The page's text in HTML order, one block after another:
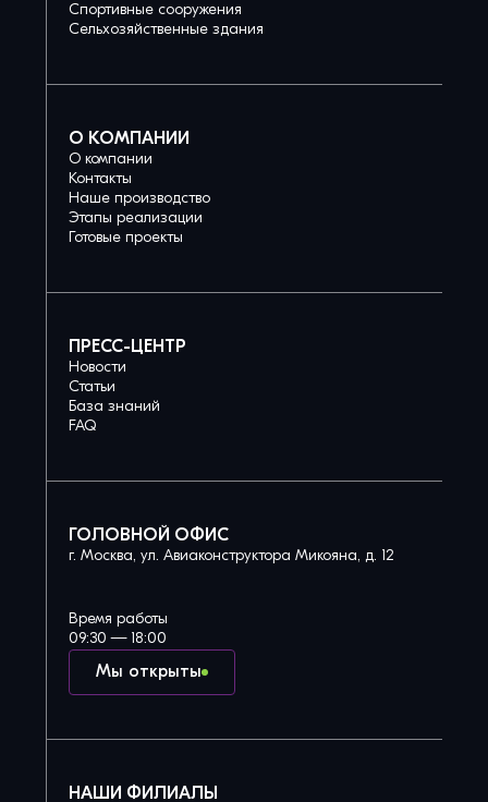
Спортивные сооружения
Сельхозяйственные здания
О КОМПАНИИ
О компании
Контакты
Наше производство
Этапы реализации
Готовые проекты
ПРЕСС-ЦЕНТР
Новости
Статьи
База знаний
FAQ
ГОЛОВНОЙ ОФИС
г. Москва, ул. Авиаконструктора Микояна, д. 12
Мы открыты
Время работы
09:30 — 18:00
НАШИ ФИЛИАЛЫ